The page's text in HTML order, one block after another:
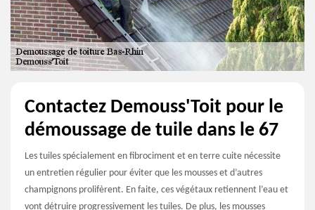
Contactez Demouss'Toit pour le
démoussage de tuile dans le 67
Les tuiles spécialement en fibrociment et en terre cuite nécessite
un entretien régulier pour éviter que les mousses et d’autres
champignons prolifèrent. En faite, ces végétaux retiennent l’eau et
vont détruire progressivement les tuiles. De plus, les mousses